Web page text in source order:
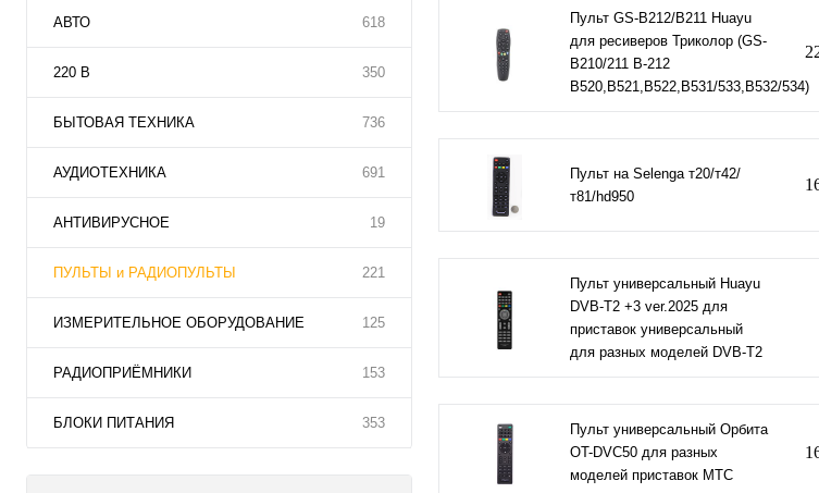
АВТО 618
220 В 350
БЫТОВАЯ ТЕХНИКА 736
АУДИОТЕХНИКА 691
АНТИВИРУСНОЕ 19
ПУЛЬТЫ и РАДИОПУЛЬТЫ 221
ИЗМЕРИТЕЛЬНОЕ ОБОРУДОВАНИЕ 125
РАДИОПРИЁМНИКИ 153
БЛОКИ ПИТАНИЯ 353
Пульт GS-B212/B211 Huayu
для ресиверов Триколор (GS-
B210/211 В-212
B520,В521,B522,В531/533,В532/534)
Пульт на Selenga т20/т42/
т81/hd950
Пульт универсальный Huayu
DVB-T2 +3 ver.2025 для
приставок универсальный
для разных моделей DVB-T2
Пульт универсальный Орбита
OT-DVC50 для разных
моделей приставок МТС